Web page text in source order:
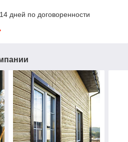
дней по договоренности